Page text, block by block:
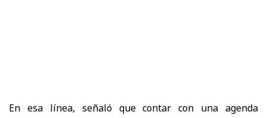
En esa línea, señaló que contar con una agenda